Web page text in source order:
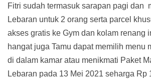
Fitri sudah termasuk sarapan pagi dan
Lebaran untuk 2 orang serta parcel
akses gratis ke Gym dan kolam renang
hangat juga Tamu dapat memilih menu
di dalam kamar atau menikmati Paket
Lebaran pada 13 Mei 2021 seharga Rp